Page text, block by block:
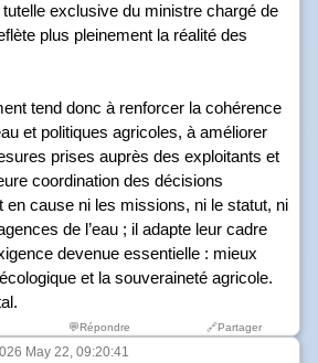
exclusive du ministre chargé de
plus pleinement la réalité des
tend donc à renforcer la cohérence
et politiques agricoles, à améliorer
prises auprès des exploitants et
coordination des décisions
en cause ni les missions, ni le statut, ni
de l’eau ; il adapte leur cadre
devenue essentielle : mieux
et la souveraineté agricole.
💬Répondre 🔗Partager
May 22, 09:20:41